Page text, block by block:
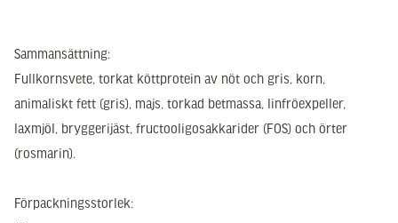
Sammansättning:
Fullkornsvete, torkat köttprotein av nöt och gris, korn,
animaliskt fett (gris), majs, torkad betmassa, linfröexpeller,
laxmjöl, bryggerijäst, fructooligosakkarider (FOS) och örter
(rosmarin).
Förpackningsstorlek: